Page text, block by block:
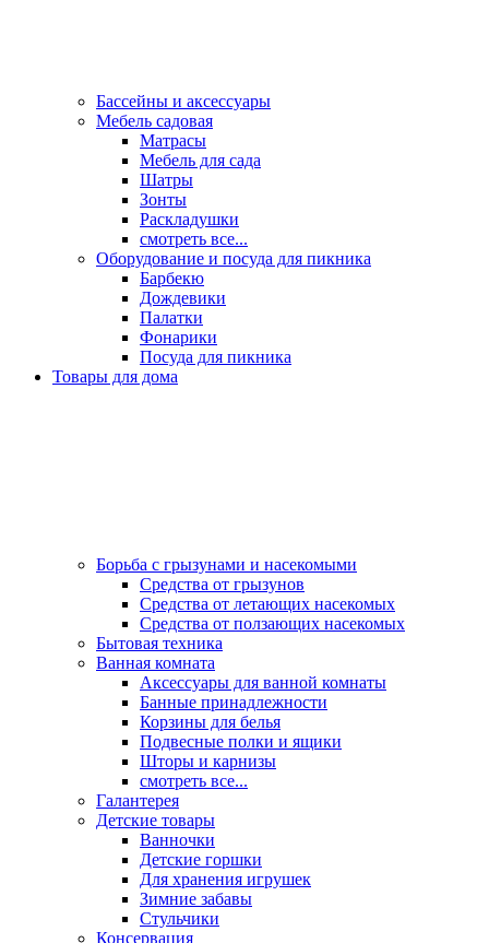
Бассейны и аксессуары
Мебель садовая
Матрасы
Мебель для сада
Шатры
Зонты
Раскладушки
смотреть все...
Оборудование и посуда для пикника
Барбекю
Дождевики
Палатки
Фонарики
Посуда для пикника
Товары для дома
Борьба с грызунами и насекомыми
Средства от грызунов
Средства от летающих насекомых
Средства от ползающих насекомых
Бытовая техника
Ванная комната
Аксессуары для ванной комнаты
Банные принадлежности
Корзины для белья
Подвесные полки и ящики
Шторы и карнизы
смотреть все...
Галантерея
Детские товары
Ванночки
Детские горшки
Для хранения игрушек
Зимние забавы
Стульчики
Консервация